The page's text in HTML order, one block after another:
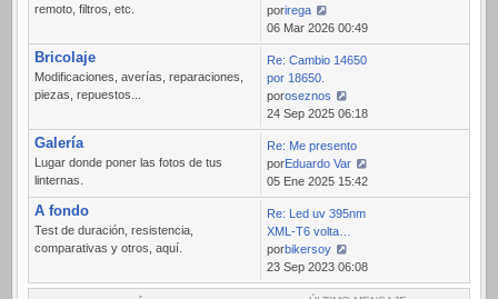
remoto, filtros, etc.
porirega
Ver
último
mensaje
06 Mar 2026 00:49
Bricolaje
Modificaciones, averías, reparaciones,
piezas, repuestos...
Re: Cambio 14650
por 18650.
poroseznos
Ver
último
mensaje
24 Sep 2025 06:18
Galería
Lugar donde poner las fotos de tus
linternas.
Re: Me presento
porEduardo Var
Ver
último
mensaje
05 Ene 2025 15:42
A fondo
Test de duración, resistencia,
comparativas y otros, aquí.
Re: Led uv 395nm
XML-T6 volta…
porbikersoy
Ver
último
23 Sep 2023 06:08